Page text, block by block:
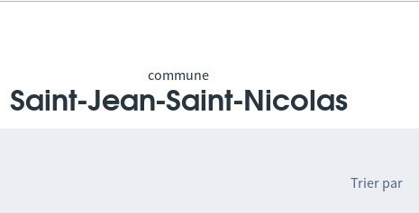
commune
Saint-Jean-Saint-Nicolas
Trier par